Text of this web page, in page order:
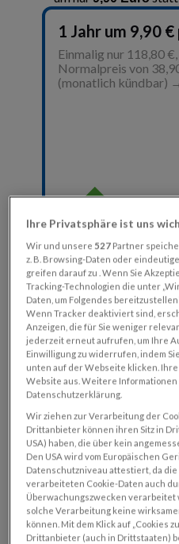
Ihre Privatsphäre ist uns
Wir und unsere 527 Partner
z. B. Browsing-Daten oder
greifen darauf zu . Wenn Sie
Tracking-Technologien die unter
Daten, um Folgendes
Wenn Tracker deaktiviert sind,
Anzeigen, die für Sie weniger
jederzeit erneut aufrufen, um Ihre
Einwilligung zu widerrufen, indem
unten auf der Webseite klicken.
Website aus. Weitere
Datenschutzerklärung.
Wir ziehen zur Verarbeitung der
Drittanbieter können ihren Sitz in
USA) haben, die über kein
Den USA wird vom Europäischen
Datenschutzniveau attestiert, da
verarbeiteten Cookie-Daten auch
Überwachungszwecken verarbeitet
solche Verarbeitung keine
können. Mit dem Klick auf „Cookies
Drittanbieter (auch in Drittstaaten)